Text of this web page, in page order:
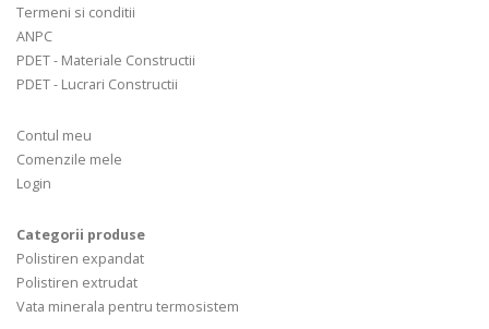
Termeni si conditii
ANPC
PDET - Materiale Constructii
PDET - Lucrari Constructii
Contul meu
Comenzile mele
Login
Categorii produse
Polistiren expandat
Polistiren extrudat
Vata minerala pentru termosistem